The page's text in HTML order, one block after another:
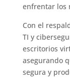
enfrentar los
Con el
TI y
escritorios
asegurando
segura y